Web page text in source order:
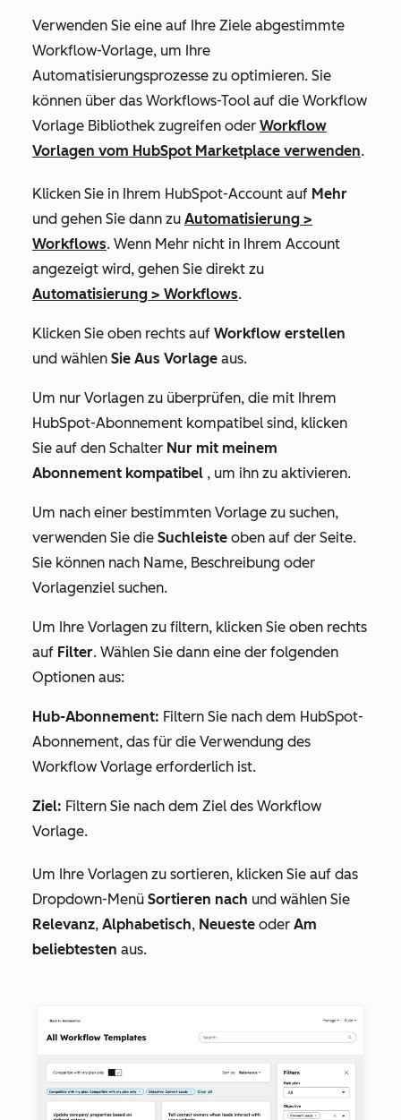
Verwenden Sie eine auf Ihre Ziele abgestimmte
Workflow-Vorlage, um Ihre
Automatisierungsprozesse zu optimieren. Sie
können über das Workflows-Tool auf die Workflow
Vorlage Bibliothek zugreifen oder Workflow
Vorlagen vom HubSpot Marketplace verwenden.
Klicken Sie in Ihrem HubSpot-Account auf Mehr
und gehen Sie dann zu Automatisierung >
Workflows. Wenn Mehr nicht in Ihrem Account
angezeigt wird, gehen Sie direkt zu
Automatisierung > Workflows.
Klicken Sie oben rechts auf Workflow erstellen
und wählen Sie Aus Vorlage aus.
Um nur Vorlagen zu überprüfen, die mit Ihrem
HubSpot-Abonnement kompatibel sind, klicken
Sie auf den Schalter Nur mit meinem
Abonnement kompatibel , um ihn zu aktivieren.
Um nach einer bestimmten Vorlage zu suchen,
verwenden Sie die Suchleiste oben auf der Seite.
Sie können nach Name, Beschreibung oder
Vorlagenziel suchen.
Um Ihre Vorlagen zu filtern, klicken Sie oben rechts
auf Filter. Wählen Sie dann eine der folgenden
Optionen aus:
Hub-Abonnement: Filtern Sie nach dem HubSpot-
Abonnement, das für die Verwendung des
Workflow Vorlage erforderlich ist.
Ziel: Filtern Sie nach dem Ziel des Workflow
Vorlage.
Um Ihre Vorlagen zu sortieren, klicken Sie auf das
Dropdown-Menü Sortieren nach und wählen Sie
Relevanz, Alphabetisch, Neueste oder Am
beliebtesten aus.